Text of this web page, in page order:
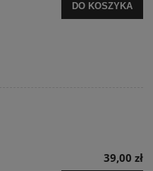
DO KOSZYKA
39,00 zł